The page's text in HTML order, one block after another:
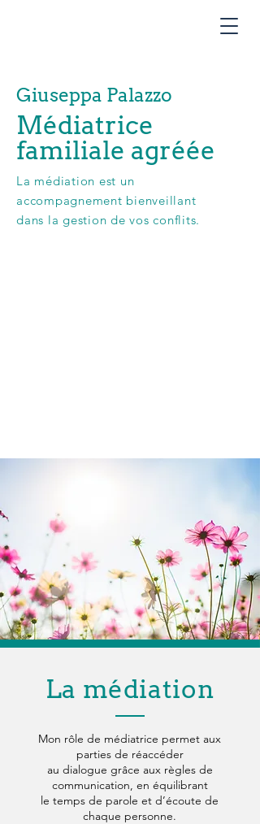
Giuseppa Palazzo
Médiatrice
familiale agréée
La médiation est un
accompagnement bienveillant
dans la gestion de vos conflits.
La médiation
Mon rôle de médiatrice permet aux
parties de réaccéder
au dialogue grâce aux règles de
communication, en équilibrant
le temps de parole et d’écoute de
chaque personne.